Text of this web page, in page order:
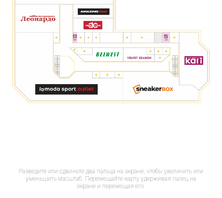
Разведите или сдвиньте два пальца на экране, чтобы увеличить или
уменьшить масштаб. Перемещайте карту удерживая палец на
экране и перемещая его.